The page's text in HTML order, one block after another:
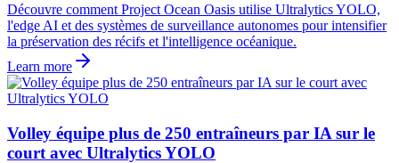
Découvre comment Project Ocean Oasis utilise Ultralytics YOLO,
l'edge AI et des systèmes de surveillance autonomes pour intensifier
la préservation des récifs et l'intelligence océanique.
Learn more
Volley équipe plus de 250 entraîneurs par IA sur le
court avec Ultralytics YOLO